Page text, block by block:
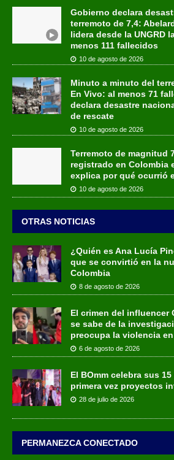
Gobierno declara
terremoto de 7,4:
lidera desde la UNGRD
menos 111 fallecidos
10 de agosto de 2026
Minuto a minuto del
En Vivo: al menos 71
declara desastre
de rescate
10 de agosto de 2026
Terremoto de magnitud
registrado en Colombia
explica por qué ocurrió
10 de agosto de 2026
OTRAS NOTICIAS
¿Quién es Ana Lucía
que se convirtió en la
Colombia
8 de agosto de 2026
El crimen del influencer
se sabe de la
preocupa la violencia
6 de agosto de 2026
El BOmm celebra sus
primera vez proyectos
28 de julio de 2026
PERMANEZCA CONECTADO